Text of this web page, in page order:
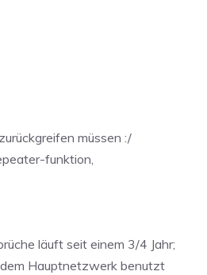
müssen :/
funktion,
läuft seit einem 3/4 Jahr;
Hauptnetzwerk benutzt